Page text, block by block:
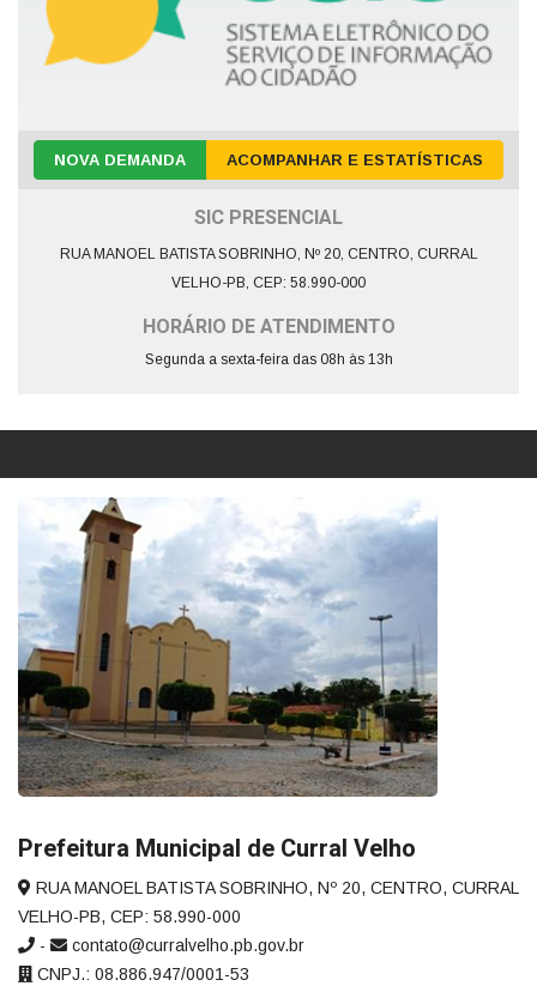
NOVA DEMANDA ACOMPANHAR E ESTATÍSTICAS
SIC PRESENCIAL
RUA MANOEL BATISTA SOBRINHO, Nº 20, CENTRO, CURRAL
VELHO-PB, CEP: 58.990-000
HORÁRIO DE ATENDIMENTO
Segunda a sexta-feira das 08h às 13h
Prefeitura Municipal de Curral Velho
RUA MANOEL BATISTA SOBRINHO, Nº 20, CENTRO, CURRAL
VELHO-PB, CEP: 58.990-000
-
contato@curralvelho.pb.gov.br
CNPJ.: 08.886.947/0001-53